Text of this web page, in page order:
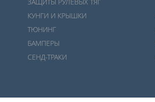
КУНГИ И КРЫШКИ
ТЮНИНГ
БАМПЕРЫ
СЕНД-ТРАКИ